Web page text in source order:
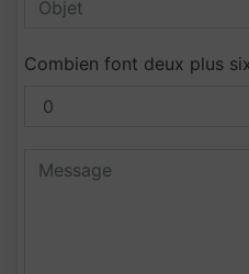
Combien font deux plus